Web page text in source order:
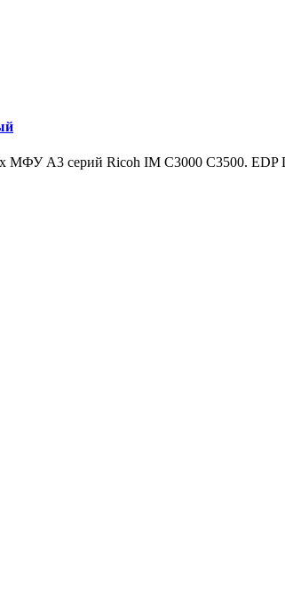
МФУ A3 серий Ricoh IM C3000 С3500. EDP